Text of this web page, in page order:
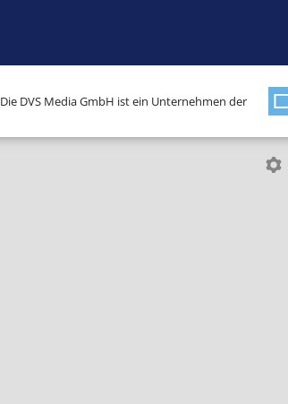
Die DVS Media GmbH ist ein Unternehmen der